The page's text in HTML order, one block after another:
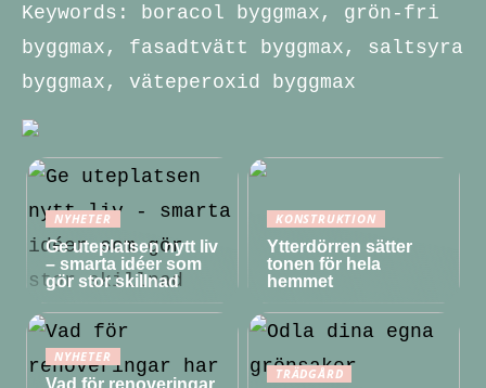
Keywords: boracol byggmax, grön-fri
byggmax, fasadtvätt byggmax, saltsyra
byggmax, väteperoxid byggmax
NYHETER
Ge uteplatsen nytt liv
– smarta idéer som
gör stor skillnad
KONSTRUKTION
Ytterdörren sätter
tonen för hela
hemmet
NYHETER
Vad för renoveringar
TRÄDGÅRD